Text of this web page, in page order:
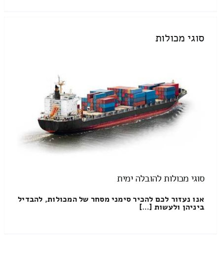
סוגי מכולות
סוגי מכולות להובלה ימית
אנו נעזור לכם להכיר סימני מסחר של המכולות, להבדיל
ביניהן ולעשות […]